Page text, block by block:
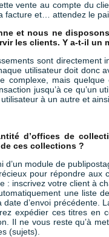
vente au compte du
facture et… attendez le
et nous ne
les clients. Y a-t-il un
sont directement
utilisateur doit donc
complexe, mais
jusqu’à ce qu’un
à un autre et
d’offices de
ces collections ?
d’un module de
pour répondre aux
: inscrivez votre client à
une liste
date d’envoi précédente.
expédier ces titres en
Il ne vous reste qu’à
(sujets).